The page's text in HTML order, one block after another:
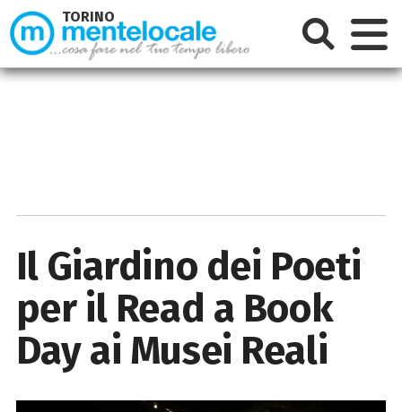
Il Giardino dei Poeti
per il Read a Book
Day ai Musei Reali
TORINO